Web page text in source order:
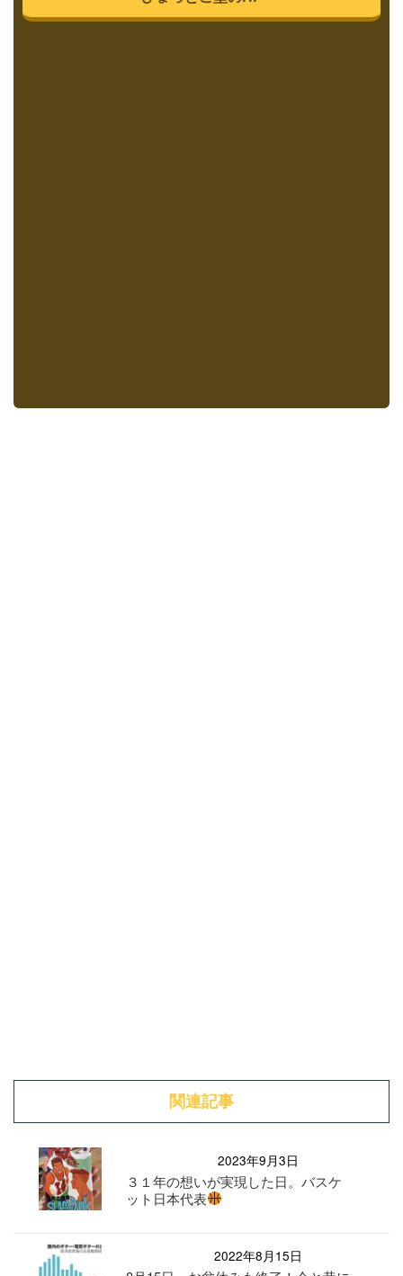
関連記事
2023年9月3日
３１年の想いが実現した日。バスケ
ット日本代表
2022年8月15日